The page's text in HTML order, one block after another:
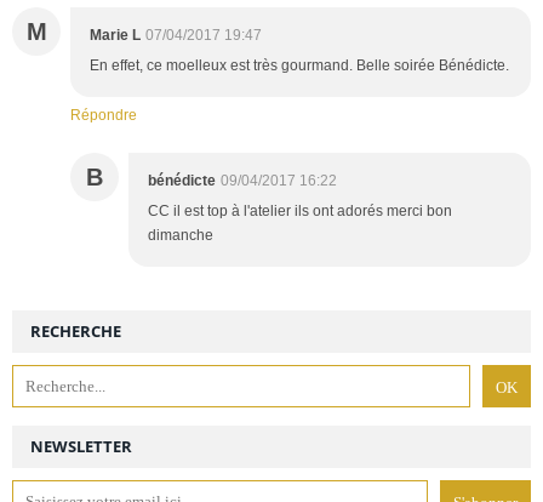
M Marie L 07/04/2017 19:47
En effet, ce moelleux est très gourmand. Belle soirée Bénédicte.
Répondre
B bénédicte 09/04/2017 16:22
CC il est top à l'atelier ils ont adorés merci bon
dimanche
NEWSLETTER
RECHERCHE